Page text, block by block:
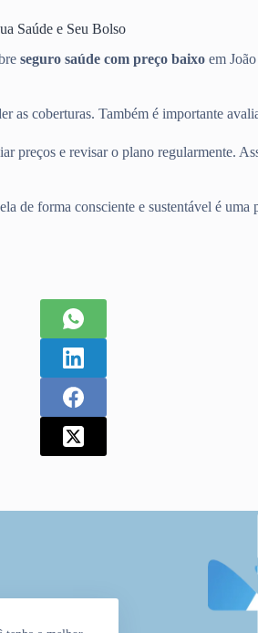
Saúde e Seu Bolso
seguro saúde com preço baixo em
as coberturas. Também é importante
preços e revisar o plano regularmente.
de forma consciente e sustentável é